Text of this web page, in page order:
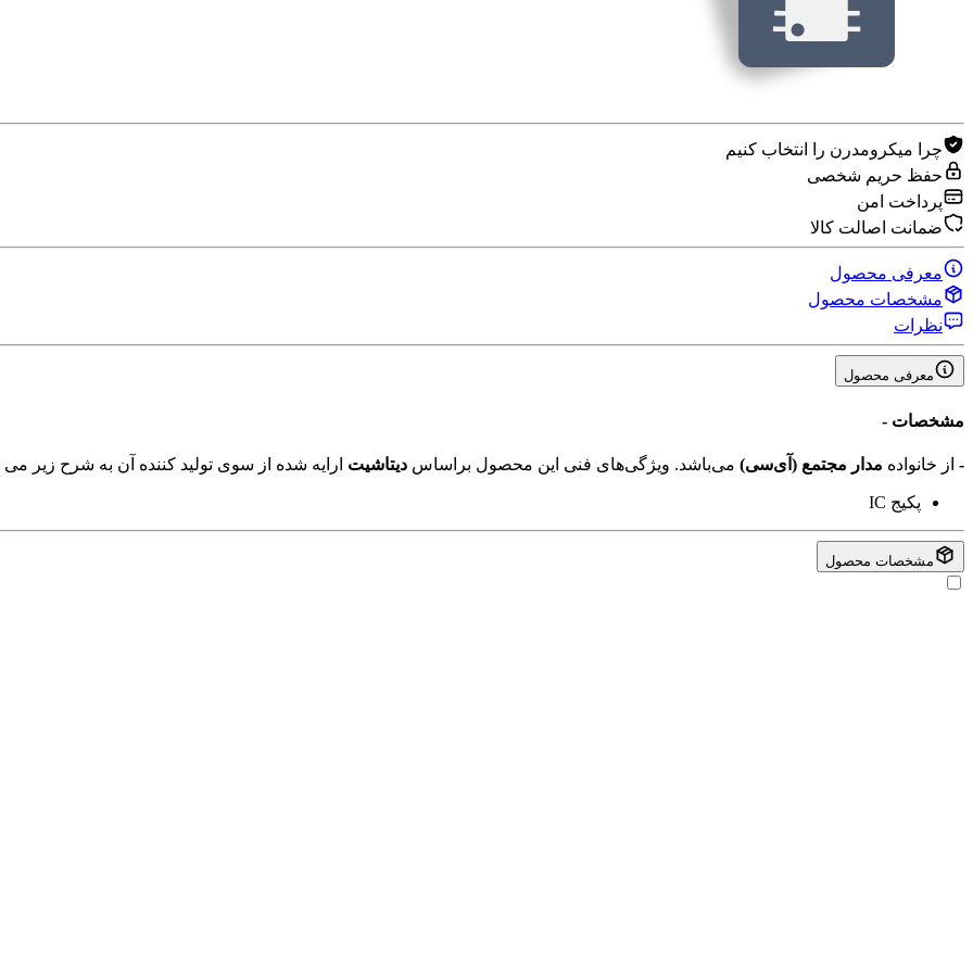
چرا میکرومدرن را انتخاب کنیم
حفظ حریم شخصی
پرداخت امن
ضمانت اصالت کالا
معرفی محصول
مشخصات محصول
نظرات
معرفی محصول
مشخصات -
- از خانواده مدار مجتمع (آی‌سی‌) می‌باشد. ویژگی‌های فنی این محصول براساس دیتاشیت ارایه شده از سوی تولید کننده آن به شرح زیر می
پکیج IC
مشخصات محصول